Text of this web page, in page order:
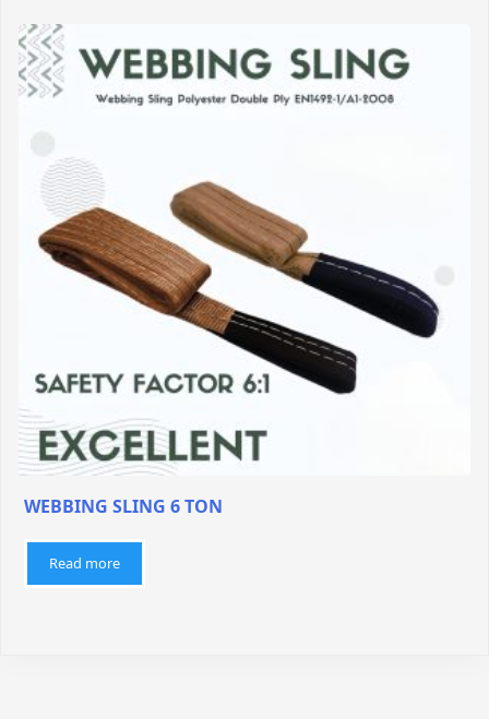
WEBBING SLING 6 TON
Read more